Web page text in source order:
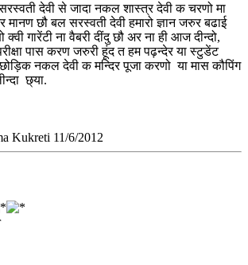
देवी से जादा नकल शास्त्र देवी क चरणो मा
मानण छौ बल सरस्वती देवी हमारो ज्ञान जरुर बढाई
गारेंटी ना वैबरी दींदु छौ अर ना ही आज दीन्दो,
पास करण जरुरी हूंद त हम पढ़न्देर या स्टुडेंट
नकल देवी क मन्दिर पूजा करणो या मास कौपिंग
छ्या.
Kukreti 11/6/2012